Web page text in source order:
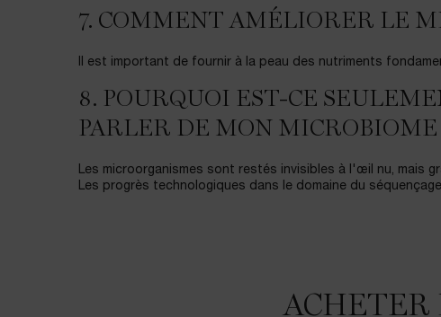
7. COMMENT AMÉLIORER LE
Il est important de fournir à la peau des nutriments
8. POURQUOI EST-CE
PARLER DE MON MICROBIOME
Les microorganismes sont restés invisibles à l'œil nu, mais
Les progrès technologiques dans le domaine du
ACHETER